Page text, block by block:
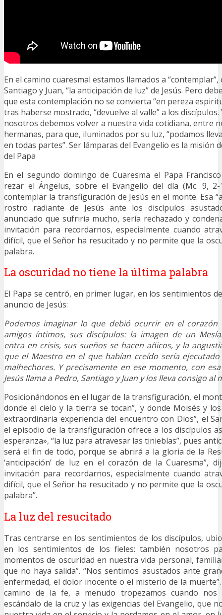
En el camino cuaresmal estamos llamados a “contemplar”,
Santiago y Juan, “la anticipación de luz” de Jesús. Pero
que esta contemplación no se convierta “en pereza
tras haberse mostrado, “devuelve al valle” a los discípulos.
nosotros debemos volver a nuestra vida cotidiana, entre
hermanas, para que, iluminados por su luz, “podamos
en todas partes”. Ser lámparas del Evangelio es la misión
del Papa
En el segundo domingo de Cuaresma el Papa
rezar el Ángelus, sobre el Evangelio del día (Mc. 9,
contemplar la transfiguración de Jesús en el monte. Esa
rostro radiante de Jesús ante los discípulos
anunciado que sufriría mucho, sería rechazado y
invitación para recordarnos, especialmente cuando
difícil, que el Señor ha resucitado y no permite que la
palabra.
La oscuridad no tiene la última palabra
El Papa se centró, en primer lugar, en los sentimientos
anuncio de Jesús:
Podemos imaginar lo que debió ocurrir en el corazón
amigos íntimos, sus discípulos: la imagen de un
entra en crisis, sus sueños se hacen añicos, y la
que el Maestro en el que habían creído sería
malhechores. Y precisamente en ese momento, con
Jesús llama a Pedro, Santiago y Juan y los lleva consigo al
Posicionándonos en el lugar de la transfiguración, el
donde el cielo y la tierra se tocan”, y donde Moisés y
extraordinaria experiencia del encuentro con Dios”, el
el episodio de la transfiguración ofrece a los discípulos
esperanza», “la luz para atravesar las tinieblas”, pues
será el fin de todo, porque se abrirá a la gloria de la
‘anticipación’ de luz en el corazón de la Cuaresma”,
invitación para recordarnos, especialmente cuando
difícil, que el Señor ha resucitado y no permite que la
palabra”.
La luz del resucitado
Tras centrarse en los sentimientos de los discípulos,
en los sentimientos de los fieles: también nosotros
momentos de oscuridad en nuestra vida personal,
que no haya salida”. “Nos sentimos asustados ante
enfermedad, el dolor inocente o el misterio de la
camino de la fe, a menudo tropezamos cuando nos
escándalo de la cruz y las exigencias del Evangelio, que